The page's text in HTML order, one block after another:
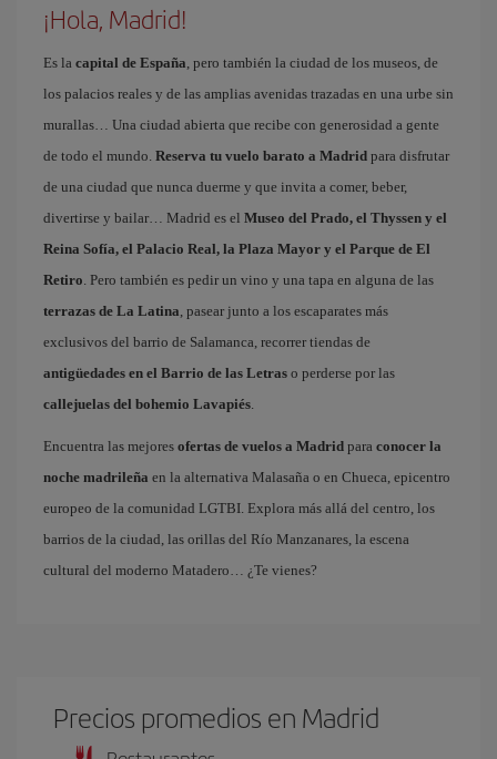
¡Hola, Madrid!
Es la capital de España, pero también la ciudad de los museos, de
los palacios reales y de las amplias avenidas trazadas en una urbe sin
murallas… Una ciudad abierta que recibe con generosidad a gente
de todo el mundo. Reserva tu vuelo barato a Madrid para disfrutar
de una ciudad que nunca duerme y que invita a comer, beber,
divertirse y bailar… Madrid es el Museo del Prado, el Thyssen y el
Reina Sofía, el Palacio Real, la Plaza Mayor y el Parque de El
Retiro. Pero también es pedir un vino y una tapa en alguna de las
terrazas de La Latina, pasear junto a los escaparates más
exclusivos del barrio de Salamanca, recorrer tiendas de
antigüedades en el Barrio de las Letras o perderse por las
callejuelas del bohemio Lavapiés.
Encuentra las mejores ofertas de vuelos a Madrid para conocer la
noche madrileña en la alternativa Malasaña o en Chueca, epicentro
europeo de la comunidad LGTBI. Explora más allá del centro, los
barrios de la ciudad, las orillas del Río Manzanares, la escena
cultural del moderno Matadero… ¿Te vienes?
Precios promedios en Madrid